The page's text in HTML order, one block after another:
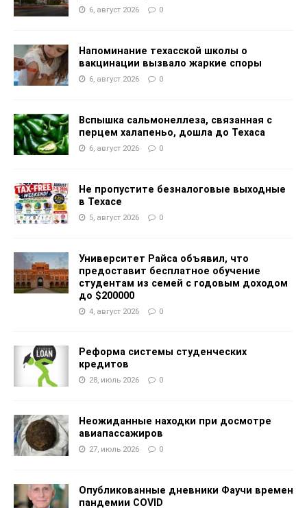
6, август 2026 0
Напоминание техасской школы о
вакцинации вызвало жаркие споры
6, август 2026 0
Вспышка сальмонеллеза, связанная с
перцем халапеньо, дошла до Техаса
6, август 2026 0
Не пропустите безналоговые выходные
в Техасе
5, август 2026 0
Университет Райса объявил, что
предоставит бесплатное обучение
студентам из семей с годовым доходом
до $200000
4, август 2026 0
Реформа системы студенческих
кредитов
28, июль 2026 0
Неожиданные находки при досмотре
авиапассажиров
27, июль 2026 0
Опубликованные дневники Фаучи времен
пандемии COVID